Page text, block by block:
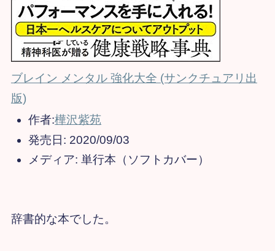
ブレイン メンタル 強化大全 (サンクチュアリ出
版)
作者:樺沢紫苑
発売日: 2020/09/03
メディア: 単行本（ソフトカバー）
辞書的な本でした。